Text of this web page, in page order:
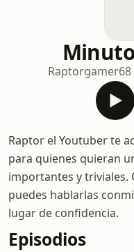
Raptorgamer
Raptor el Youtuber te
para quienes quieran
importantes y triviales.
puedes hablarlas
lugar de confidencia.
Episodios